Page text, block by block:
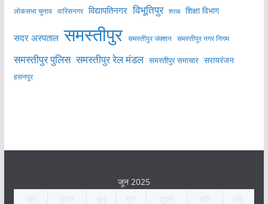
लोकसभा चुनाव वारिसनगर विद्यापतिनगर विभूतिपुर शराब शिक्षा विभाग
सदर अस्पताल समस्तीपुर समस्तीपुर जंक्शन समस्तीपुर नगर निगम
समस्तीपुर पुलिस समस्तीपुर रेल मंडल समस्तीपुर समाचार सरायरंजन
हसनपुर
जून 2025